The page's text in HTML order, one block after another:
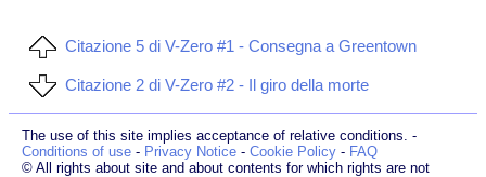
Citazione 5 di V-Zero #1 - Consegna a Greentown
Citazione 2 di V-Zero #2 - Il giro della morte
The use of this site implies acceptance of relative conditions. -
Conditions of use - Privacy Notice - Cookie Policy - FAQ
© All rights about site and about contents for which rights are not